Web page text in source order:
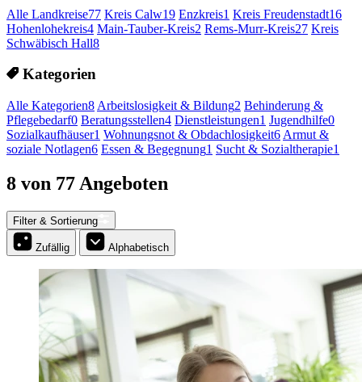
Alle Landkreise77 Kreis Calw19 Enzkreis1 Kreis Freudenstadt16
Hohenlohekreis4 Main-Tauber-Kreis2 Rems-Murr-Kreis27 Kreis
Schwäbisch Hall8
Kategorien
Alle Kategorien8 Arbeitslosigkeit & Bildung2 Behinderung &
Pflegebedarf0 Beratungsstellen4 Dienstleistungen1 Jugendhilfe0
Sozialkaufhäuser1 Wohnungsnot & Obdachlosigkeit6 Armut &
soziale Notlagen6 Essen & Begegnung1 Sucht & Sozialtherapie1
8 von 77 Angeboten
Filter & Sortierung
Zufällig Alphabetisch